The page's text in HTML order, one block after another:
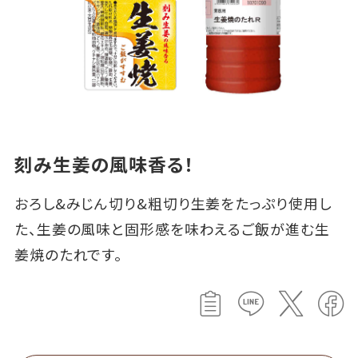
刻み生姜の風味香る！
おろし&みじん切り&粗切り生姜をたっぷり使用し
た、生姜の風味と固形感を味わえるご飯が進む生
姜焼のたれです。